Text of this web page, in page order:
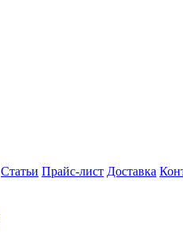
Статьи Прайс-лист Доставка